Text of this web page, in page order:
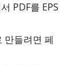
PDF를 EPS
만들려면 페